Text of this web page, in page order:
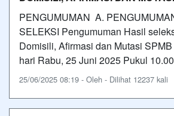
PENGUMUMAN A.
SELEKSI Pengumuman Hasil
Domisili, Afirmasi dan Mutasi
hari Rabu, 25 Juni 2025 Pukul
25/06/2025 08:19 - Oleh - Dilihat 12237 kali